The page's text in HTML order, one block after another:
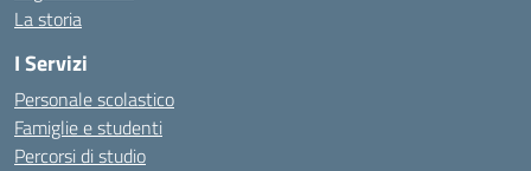
La storia
I Servizi
Personale scolastico
Famiglie e studenti
Percorsi di studio